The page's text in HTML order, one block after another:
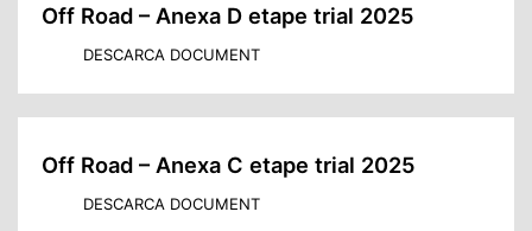
Off Road – Anexa D etape trial 2025
DESCARCA DOCUMENT
Off Road – Anexa C etape trial 2025
DESCARCA DOCUMENT